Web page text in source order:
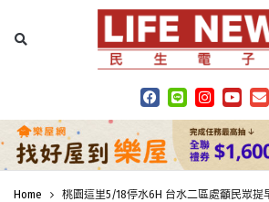
Home 桃園這里5/18停水6H 台水二區處籲民眾提